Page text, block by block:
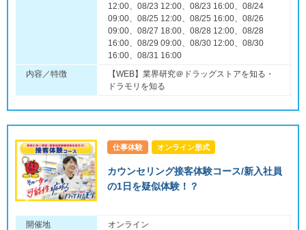
12:00、08/23 12:00、08/23 16:00、08/24
09:00、08/25 12:00、08/25 16:00、08/26
09:00、08/27 18:00、08/28 12:00、08/28
16:00、08/29 09:00、08/30 12:00、08/30
16:00、08/31 16:00
内容／特徴
【WEB】業界研究＠ドラッグストアを知る・
ドラモリを知る
仕事体験 オンライン形式
カウンセリング接客体験コース/新入社員
の1日を疑似体験！？
開催地
オンライン